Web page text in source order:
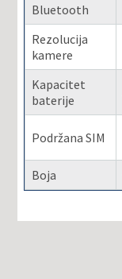
Bluetooth
Rezolucija
kamere
Kapacitet
baterije
Podržana SIM
Boja